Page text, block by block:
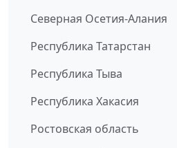
Северная Осетия-Алания
Республика Татарстан
Республика Тыва
Республика Хакасия
Ростовская область